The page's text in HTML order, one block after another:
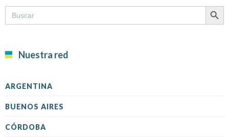
Search
for:
SEARCH
Nuestra red
ARGENTINA
BUENOS AIRES
CÓRDOBA